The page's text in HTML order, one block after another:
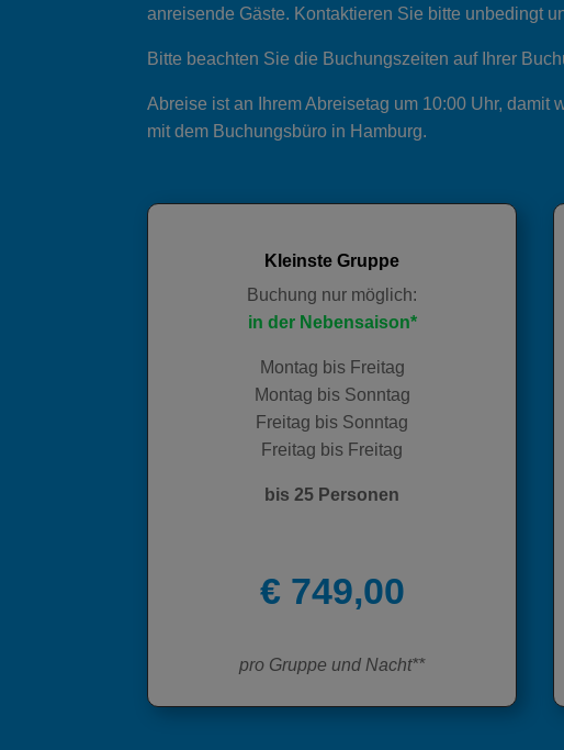
anreisende Gäste. Kontaktieren Sie bitte unbedingt
Bitte beachten Sie die Buchungszeiten auf Ihrer
Abreise ist an Ihrem Abreisetag um 10:00 Uhr,
mit dem Buchungsbüro in Hamburg.
Kleinste Gruppe
Buchung nur möglich:
in der Nebensaison*
Montag bis Freitag
Montag bis Sonntag
Freitag bis Sonntag
Freitag bis Freitag
bis 25 Personen
€ 749,00
pro Gruppe und Nacht**